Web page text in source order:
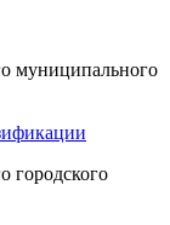
муниципального
городского